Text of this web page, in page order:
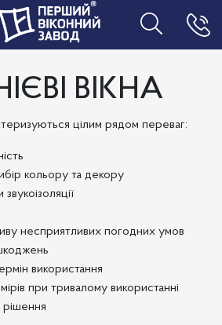
ВІКНА
цілим рядом переваг:
кольору та декору
несприятливих погодних умов
використання
при тривалому використанні
рішення